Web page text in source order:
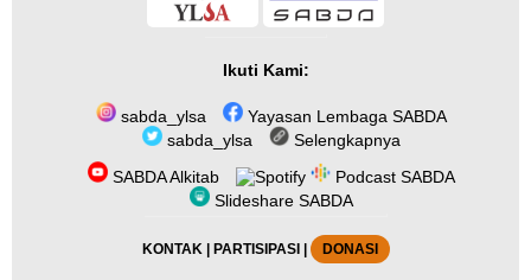
Ikuti Kami:
sabda_ylsa
Yayasan Lembaga SABDA
sabda_ylsa
Selengkapnya
SABDA Alkitab
Podcast SABDA
Slideshare SABDA
KONTAK | PARTISIPASI| DONASI